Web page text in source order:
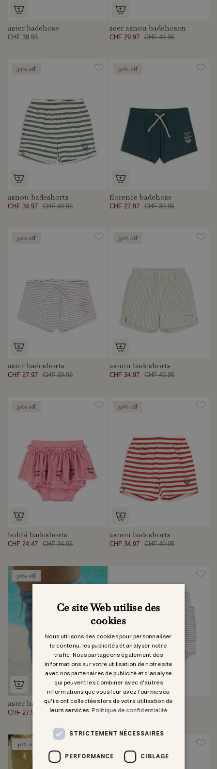
aster badehose
CHF 39.95
seer asnou badehosen
CHF 29.97 CHF 49.95
30% off
asnou badeshorts
CHF 34.97 CHF 49.95
30% off
florence badehose
CHF 27.97 CHF 39.95
30% off
aster badeshorts
CHF 27.97 CHF 39.95
30% off
asnou badeshorts
CHF 34.97 CHF 49.95
30% off
bobbi badeshorts
CHF 24.47 CHF 34.95
30% off
asnou badeshorts
CHF 34.97 CHF 49.95
30% off
aster hai badehose
CHF 27.97 CHF 39.95
bobbi badeshorts
CHF 34.95
40% off
Ce site Web utilise des
cookies
Nous utilisons des cookies pour personnaliser
le contenu, les publicités et analyser notre
trafic. Nous partageons également des
informations sur votre utilisation de notre site
avec nos partenaires de publicité et d'analyse
qui peuvent les combiner avec d'autres
informations que vous leur avez fournies ou
qu'ils ont collectées lors de votre utilisation de
leurs services.Politique de confidentialité
STRICTEMENT NÉCESSAIRES
PERFORMANCE CIBLAGE